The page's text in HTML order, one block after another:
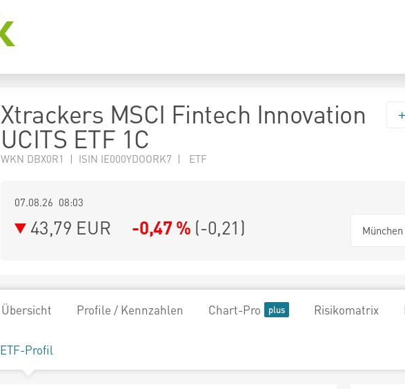
Xtrackers MSCI Fintech Innovation
UCITS ETF 1C
WKN DBX0R1 | ISIN IE000YDOORK7 | ETF
07.08.26 08:03
43,79 EUR -0,47 % (-0,21) München
Übersicht Profile / Kennzahlen Chart-Pro Risikomatrix
ETF-Profil